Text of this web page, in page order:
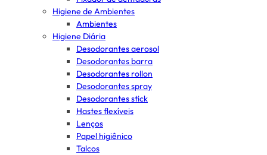
Higiene de Ambientes
Ambientes
Higiene Diária
Desodorantes aerosol
Desodorantes barra
Desodorantes rollon
Desodorantes spray
Desodorantes stick
Hastes flexíveis
Lenços
Papel higiênico
Talcos